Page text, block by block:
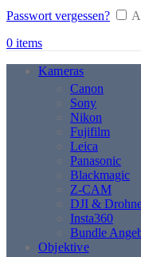
Passwort vergessen?
0 items
Kameras
Canon
Sony
Nikon
Fujifilm
Leica
Panasonic
Blackmagic
Z-CAM
DJI &
Insta360
Bundle
Objektive